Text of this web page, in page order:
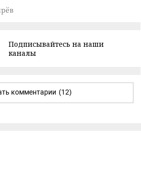
Подписывайтесь на наши
каналы
комментарии (12)